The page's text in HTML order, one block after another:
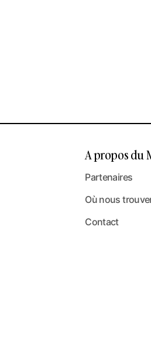
A propos du
Partenaires
Où nous
Contact